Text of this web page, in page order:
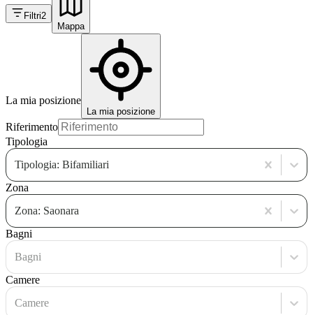
Filtri2
Mappa
La mia posizione
La mia posizione
Riferimento
Tipologia
Tipologia: Bifamiliari
Zona
Zona: Saonara
Bagni
Bagni
Camere
Camere